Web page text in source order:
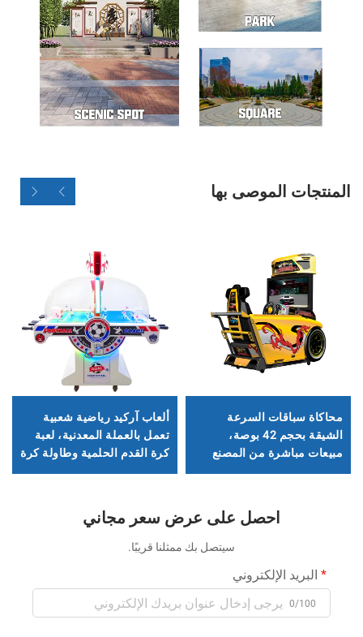
المنتجات الموصى بها
محاكاة سباقات السرعة
الشيقة بحجم 42 بوصة،
مبيعات مباشرة من المصنع
ألعاب آركيد رياضية شعبية
تعمل بالعملة المعدنية، لعبة
كرة القدم الحلمية وطاولة كرة
احصل على عرض سعر مجاني
سيتصل بك ممثلنا قريبًا.
البريد الإلكتروني
0/100